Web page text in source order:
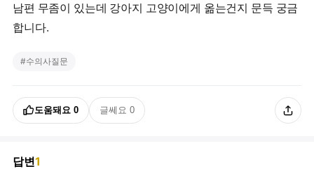
남편 무좀이 있는데 강아지 고양이에게 옮는건지 문득 궁금
합니다.
#수의사질문
도움돼요 0 글쎄요 0
답변1